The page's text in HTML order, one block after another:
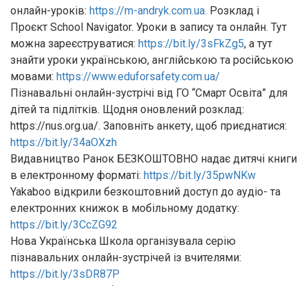
онлайн-уроків: https://m-andryk.com.ua. Розклад і
Проєкт School Navigator. Уроки в запису та онлайн. Тут
можна зареєструватися: https://bit.ly/3sFkZg5, а тут
знайти уроки українською, англійською та російською
мовами: https://www.eduforsafety.com.ua/
Пізнавальні онлайн-зустрічі від ГО “Смарт Освіта” для
дітей та підлітків. Щодня оновлений розклад:
https://nus.org.ua/. Заповніть анкету, щоб приєднатися:
https://bit.ly/34aOXzh
Видавництво Ранок БЕЗКОШТОВНО надає дитячі книги
в електронному форматі: https://bit.ly/35pwNKw
Yakaboo відкрили безкоштовний доступ до аудіо- та
електронних книжок в мобільному додатку:
https://bit.ly/3CcZG92
Нова Українська Школа організувала серію
пізнавальних онлайн-зустрічей із вчителями:
https://bit.ly/3sDR87P